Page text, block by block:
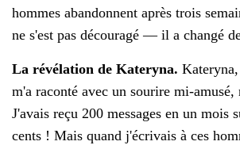
hommes abandonnent après trois
ne s'est pas découragé — il a changé
La révélation de Kateryna.
m'a raconté avec un sourire mi-
J'avais reçu 200 messages en un mois
cents ! Mais quand j'écrivais à ces